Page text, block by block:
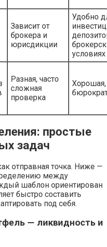
Зависит от
брокера и
юрисдикции
Удобно
условиях
Разная, часто
сложная
проверка
Хорошая,
простые
задач
отправная точка. Ниже —
между
шаблон ориентирован
быстро составить
под себя.
— ликвидность и